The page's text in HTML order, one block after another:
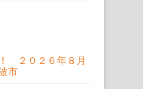
２０２６年８月
市